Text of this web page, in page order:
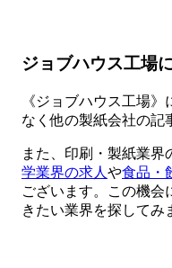
ジョブハウス工場
《ジョブハウス工場
なく他の製紙会社の記
また、印刷・製紙業界
学業界の求人 や食品・
ございます。この機会
きたい業界を探してみ